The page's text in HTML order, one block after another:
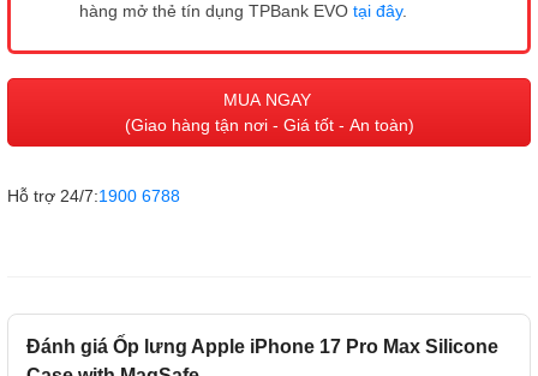
hàng mở thẻ tín dụng TPBank EVO tại đây.
MUA NGAY
(Giao hàng tận nơi - Giá tốt - An toàn)
Hỗ trợ 24/7:1900 6788
Đánh giá Ốp lưng Apple iPhone 17 Pro Max Silicone